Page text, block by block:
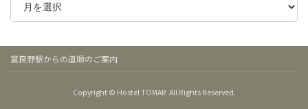
富良野駅からの道順のご案内
Copyright © Hostel TOMAR All Rights Reserved.